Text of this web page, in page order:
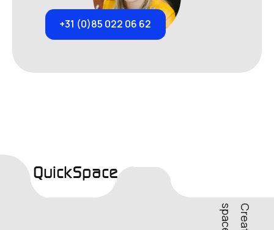
+31 (0)85 022 06 62
QuickSpace
s